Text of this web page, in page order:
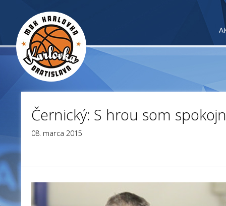
Černický: S hrou som
08. marca 2015